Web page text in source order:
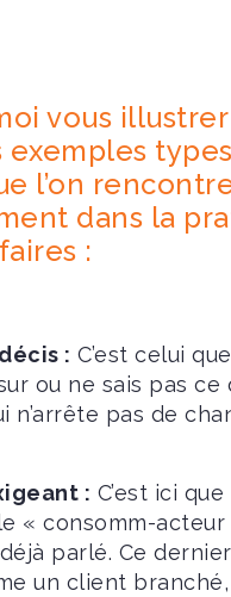
vous illustrer
exemples
l’on
dans la
:
: C’est celui
ou ne sais pas ce
n’arrête pas de
: C’est ici que
« consomm-acteur
parlé. Ce
un client